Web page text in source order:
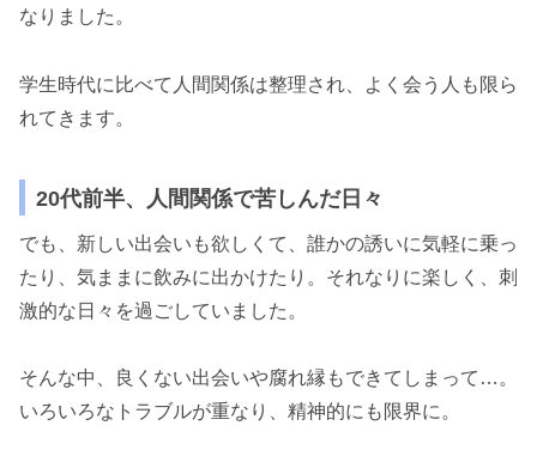
なりました。
学生時代に比べて人間関係は整理され、よく会う人も限ら
れてきます。
20代前半、人間関係で苦しんだ日々
でも、新しい出会いも欲しくて、誰かの誘いに気軽に乗っ
たり、気ままに飲みに出かけたり。それなりに楽しく、刺
激的な日々を過ごしていました。
そんな中、良くない出会いや腐れ縁もできてしまって…。
いろいろなトラブルが重なり、精神的にも限界に。